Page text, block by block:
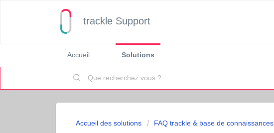
trackle Support
Accueil Solutions
Accueil des solutions FAQ trackle & base de connaissances